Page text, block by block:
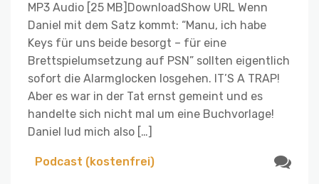
MP3 Audio [25 MB]DownloadShow URL Wenn
Daniel mit dem Satz kommt: “Manu, ich habe
Keys für uns beide besorgt – für eine
Brettspielumsetzung auf PSN” sollten eigentlich
sofort die Alarmglocken losgehen. IT’S A TRAP!
Aber es war in der Tat ernst gemeint und es
handelte sich nicht mal um eine Buchvorlage!
Daniel lud mich also […]
Podcast (kostenfrei)